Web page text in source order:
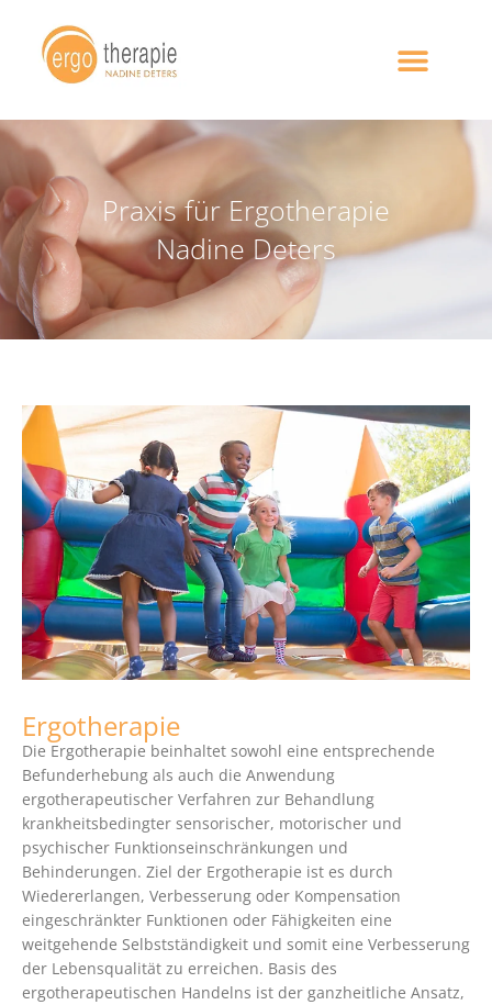
Praxis für Ergotherapie
Nadine Deters
Ergotherapie
Die Ergotherapie beinhaltet sowohl eine entsprechende
Befunderhebung als auch die Anwendung
ergotherapeutischer Verfahren zur Behandlung
krankheitsbedingter sensorischer, motorischer und
psychischer Funktionseinschränkungen und
Behinderungen. Ziel der Ergotherapie ist es durch
Wiedererlangen, Verbesserung oder Kompensation
eingeschränkter Funktionen oder Fähigkeiten eine
weitgehende Selbstständigkeit und somit eine Verbesserung
der Lebensqualität zu erreichen. Basis des
ergotherapeutischen Handelns ist der ganzheitliche Ansatz,